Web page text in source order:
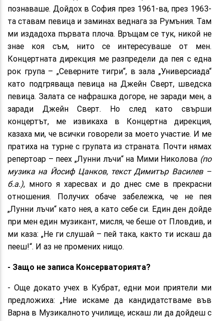
познаваше. Дойдох в София през 1961-ва, през 1963-
та ставам певица и заминах веднага за Румъния. Там
ми издадоха първата плоча. Връщам се тук, никой не
знае коя съм, нито се интересуваше от мен.
Концертната дирекция ме разпредели да пея с една
рок група – „Северните тигри“, в зала „Универсиада“
като подгряваща певица на Джейн Сверт, шведска
певица. Залата се нафрашка догоре, не заради мен, а
заради Джейн Сверт. Но след като свърши
концертът, ме извикаха в Концертна дирекция,
казаха ми, че всички говорели за моето участие. И ме
пратиха на турне с групата из страната. Почти нямах
репертоар – пеех „Лунни лъчи“ на Мими Николова (по
музика на Йосиф Цанков, текст Димитър Василев –
б.а.), много я харесвах и до днес сме в прекрасни
отношения. Получих обаче забележка, че не пея
„Лунни лъчи“ като нея, а като себе си. Един ден дойде
при мен един музикант, мисля, че беше от Пловдив, и
ми каза: „Не ги слушай – пей така, както ти искаш да
пееш!“. И аз не промених нищо.
- Защо не записа Консерваторията?
- Още докато учех в Кубрат, едни мои приятели ми
предложиха: „Ние искаме да кандидатстваме във
Варна в Музикалното училище, искаш ли да дойдеш с